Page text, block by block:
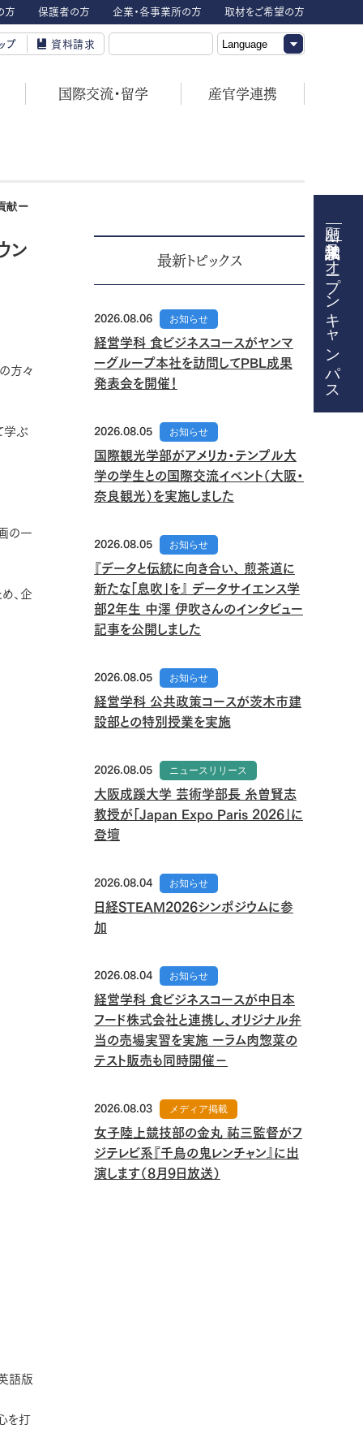
方 保護者の方 企業・各事業所の方 取材をご希望の方
国際交流・留学 産官学連携
プ 資料請求
オープンキャンパス
献ー
ン
方々
学ぶ
の一
、企
語版
を打
最新トピックス
2026.08.06 お知らせ
経営学科 食ビジネスコースがヤンマ
ーグループ本社を訪問してPBL成果
発表会を開催！
2026.08.05 お知らせ
国際観光学部がアメリカ・テンプル大
学の学生との国際交流イベント（大阪・
奈良観光）を実施しました
2026.08.05 お知らせ
『データと伝統に向き合い、 煎茶道に
新たな「息吹」を』 データサイエンス学
部2年生 中澤 伊吹さんのインタビュー
記事を公開しました
2026.08.05 お知らせ
経営学科 公共政策コースが茨木市建
設部との特別授業を実施
2026.08.05 ニュースリリース
大阪成蹊大学 芸術学部長 糸曽賢志
教授が「Japan Expo Paris 2026」に
登壇
2026.08.04 お知らせ
日経STEAM2026シンポジウムに参
加
2026.08.04 お知らせ
経営学科 食ビジネスコースが中日本
フード株式会社と連携し、オリジナル弁
当の売場実習を実施 ーラム肉惣菜の
テスト販売も同時開催－
2026.08.03 メディア掲載
女子陸上競技部の金丸 祐三監督がフ
ジテレビ系『千鳥の鬼レンチャン』に出
演します（8月9日放送）